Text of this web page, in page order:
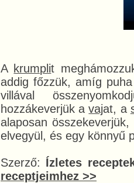
A krumplit
addig főzzük, amíg
villával
hozzákeverjük avajat, a
alaposan
elvegyül, és egy könnyű
Szerző: Ízletes
receptjeimhez >>